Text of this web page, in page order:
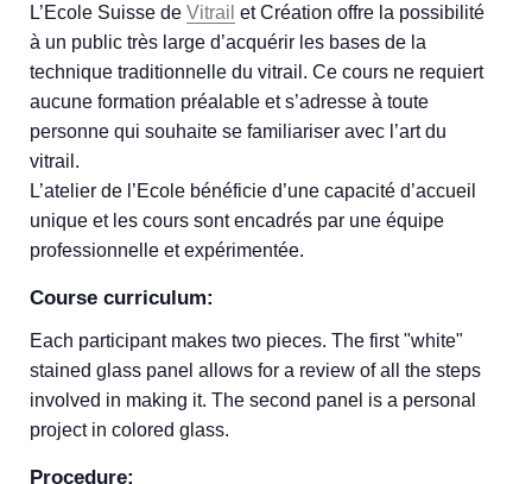
L’Ecole Suisse de Vitrail et Création offre la possibilité
à un public très large d’acquérir les bases de la
technique traditionnelle du vitrail. Ce cours ne requiert
aucune formation préalable et s’adresse à toute
personne qui souhaite se familiariser avec l’art du
vitrail.
L’atelier de l’Ecole bénéficie d’une capacité d’accueil
unique et les cours sont encadrés par une équipe
professionnelle et expérimentée.
Course curriculum:
Each participant makes two pieces. The first "white"
stained glass panel allows for a review of all the steps
involved in making it. The second panel is a personal
project in colored glass.
Procedure: